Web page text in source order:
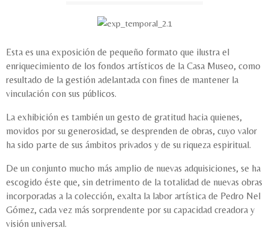
Esta es una exposición de pequeño formato que ilustra el
enriquecimiento de los fondos artísticos de la Casa Museo, como
resultado de la gestión adelantada con fines de mantener la
vinculación con sus públicos.
La exhibición es también un gesto de gratitud hacia quienes,
movidos por su generosidad, se desprenden de obras, cuyo valor
ha sido parte de sus ámbitos privados y de su riqueza espiritual.
De un conjunto mucho más amplio de nuevas adquisiciones, se ha
escogido éste que, sin detrimento de la totalidad de nuevas obras
incorporadas a la colección, exalta la labor artística de Pedro Nel
Gómez, cada vez más sorprendente por su capacidad creadora y
visión universal.